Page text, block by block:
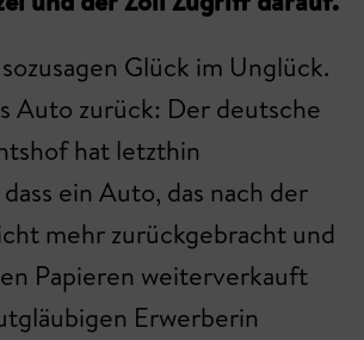
Glück im Unglück.
Auto zurück: Der deutsche
hat letzthin
ein Auto, das nach der
mehr zurückgebracht und
Papieren weiterverkauft
Erwerberin